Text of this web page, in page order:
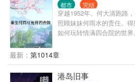
都市 完结
穿越1952年。何大清跑路
照顾妹妹何雨水的责任。
如何玩转情满四合院的世界。
最新： 第1014章
港岛旧事